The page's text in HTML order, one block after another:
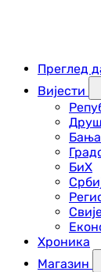
Преглед
Вијести
БиХ
Хроника
Магазин